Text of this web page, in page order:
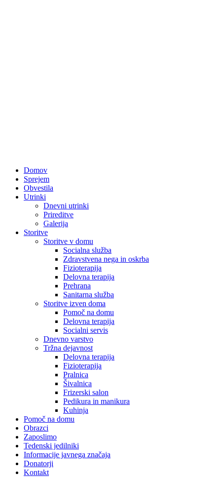
Domov
Sprejem
Obvestila
Utrinki
Dnevni utrinki
Prireditve
Galerija
Storitve
Storitve v domu
Socialna služba
Zdravstvena nega in oskrba
Fizioterapija
Delovna terapija
Prehrana
Sanitarna služba
Storitve izven doma
Pomoč na domu
Delovna terapija
Socialni servis
Dnevno varstvo
Tržna dejavnost
Delovna terapija
Fizioterapija
Pralnica
Šivalnica
Frizerski salon
Pedikura in manikura
Kuhinja
Pomoč na domu
Obrazci
Zaposlimo
Tedenski jedilniki
Informacije javnega značaja
Donatorji
Kontakt